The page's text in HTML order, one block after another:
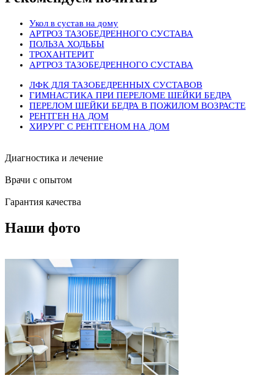
Укол в сустав на дому
АРТРОЗ ТАЗОБЕДРЕННОГО СУСТАВА
ПОЛЬЗА ХОДЬБЫ
ТРОХАНТЕРИТ
АРТРОЗ ТАЗОБЕДРЕННОГО СУСТАВА
ЛФК ДЛЯ ТАЗОБЕДРЕННЫХ СУСТАВОВ
ГИМНАСТИКА ПРИ ПЕРЕЛОМЕ ШЕЙКИ БЕДРА
ПЕРЕЛОМ ШЕЙКИ БЕДРА В ПОЖИЛОМ ВОЗРАСТЕ
РЕНТГЕН НА ДОМ
ХИРУРГ С РЕНТГЕНОМ НА ДОМ
Диагностика и лечение
Врачи с опытом
Гарантия качества
Наши фото